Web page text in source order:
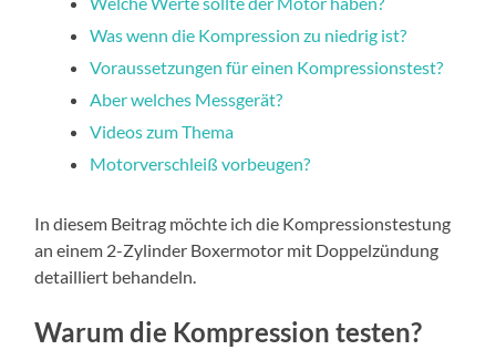
Was wenn die Kompression zu niedrig ist?
Voraussetzungen für einen Kompressionstest?
Aber welches Messgerät?
Videos zum Thema
Motorverschleiß vorbeugen?
In diesem Beitrag möchte ich die Kompressionstestung
an einem 2-Zylinder Boxermotor mit Doppelzündung
detailliert behandeln.
Warum die Kompression testen?